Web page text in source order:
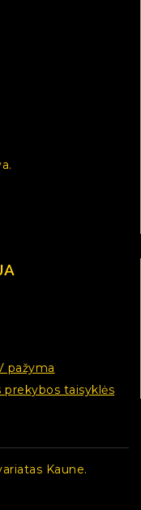
pažyma
prekybos taisyklės
Kaune.